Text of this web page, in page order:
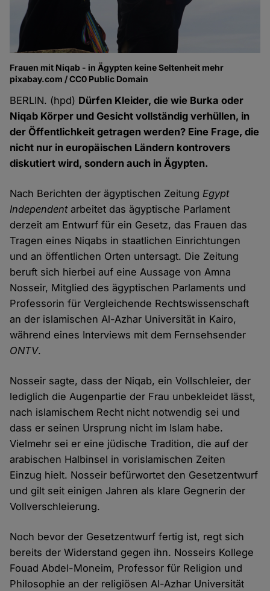
Frauen mit Niqab - in Ägypten keine Seltenheit mehr
pixabay.com / CC0 Public Domain
BERLIN. (hpd) Dürfen Kleider, die wie Burka oder
Niqab Körper und Gesicht vollständig verhüllen, in
der Öffentlichkeit getragen werden? Eine Frage, die
nicht nur in europäischen Ländern kontrovers
diskutiert wird, sondern auch in Ägypten.
Nach Berichten der ägyptischen ZeitungEgypt
Independentarbeitet das ägyptische Parlament
derzeit am Entwurf für ein Gesetz, das Frauen das
Tragen eines Niqabs in staatlichen Einrichtungen
und an öffentlichen Orten untersagt. Die Zeitung
beruft sich hierbei auf eine Aussage von Amna
Nosseir, Mitglied des ägyptischen Parlaments und
Professorin für Vergleichende Rechtswissenschaft
an der islamischen Al-Azhar Universität in Kairo,
während eines Interviews mit dem Fernsehsender
ONTV.
Nosseir sagte, dass der Niqab, ein Vollschleier, der
lediglich die Augenpartie der Frau unbekleidet lässt,
nach islamischem Recht nicht notwendig sei und
dass er seinen Ursprung nicht im Islam habe.
Vielmehr sei er eine jüdische Tradition, die auf der
arabischen Halbinsel in vorislamischen Zeiten
Einzug hielt. Nosseir befürwortet den Gesetzentwurf
und gilt seit einigen Jahren als klare Gegnerin der
Vollverschleierung.
Noch bevor der Gesetzentwurf fertig ist, regt sich
bereits der Widerstand gegen ihn. Nosseirs Kollege
Fouad Abdel-Moneim, Professor für Religion und
Philosophie an der religiösen Al-Azhar Universität